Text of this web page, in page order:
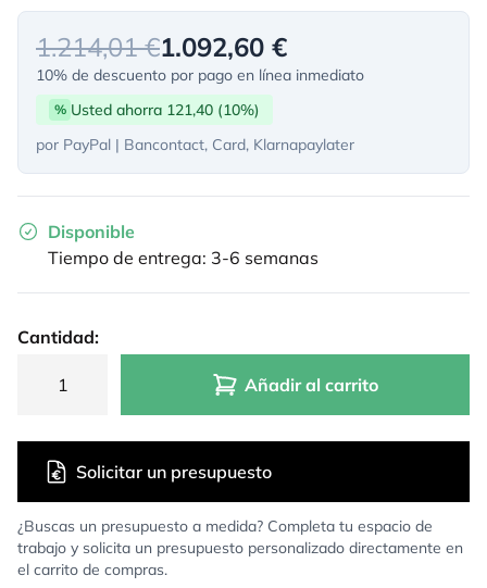
1.214,01 €1.092,60 €
10% de descuento por pago en línea inmediato
% Usted ahorra 121,40 (10%)
por PayPal | Bancontact, Card, Klarnapaylater
Disponible
Tiempo de entrega: 3-6 semanas
Cantidad:
Añadir al carrito
¿Buscas un presupuesto a medida? Completa tu espacio de
trabajo y solicita un presupuesto personalizado directamente en
el carrito de compras.
Solicitar un presupuesto